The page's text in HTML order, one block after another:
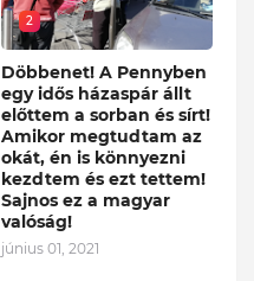
2
Döbbenet! A Pennyben
egy idős házaspár állt
előttem a sorban és sírt!
Amikor megtudtam az
okát, én is könnyezni
kezdtem és ezt tettem!
Sajnos ez a magyar
valóság!
június 01, 2021